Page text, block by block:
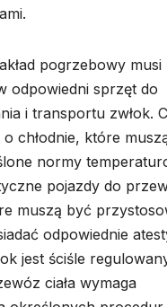
pogrzebowy musi
odpowiedni sprzęt do
i transportu zwłok.
chłodnie, które
normy
pojazdy do
muszą być
odpowiednie
jest ściśle
ciała wymaga